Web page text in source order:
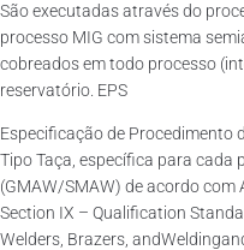
São executadas através do
processo MIG com sistema
cobreados em todo processo
reservatório. EPS
Especificação de Procedimento
Tipo Taça, específica para cada
(GMAW/SMAW) de acordo com
Section IX – Qualification
Welders, Brazers,